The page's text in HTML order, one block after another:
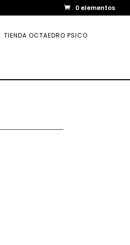
0 elementos
TIENDA OCTAEDRO PSICO